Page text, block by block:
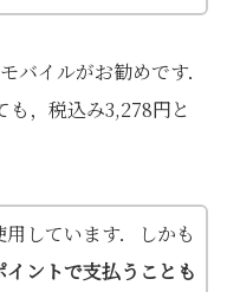
バイルがお勧めです．
，税込み3,278円と
しています．しかも
ントで支払うことも